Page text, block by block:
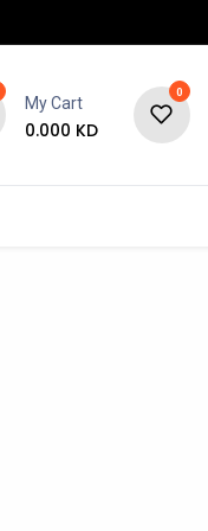
My Cart
0.000 KD
0